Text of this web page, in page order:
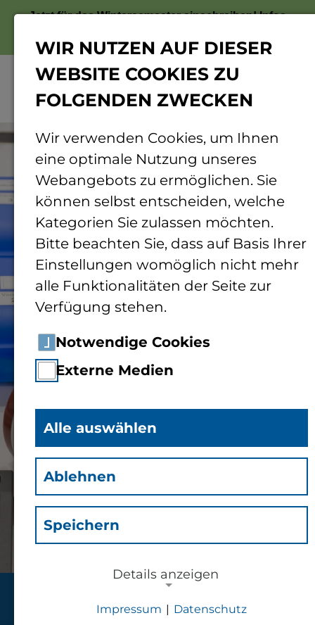
Jetzt für das Wintersemester einschreiben!Infos
Energieparcours
© Jonas von Blohn | TH Bingen
WIR NUTZEN AUF DIESER
WEBSITE COOKIES ZU
FOLGENDEN ZWECKEN
Wir verwenden Cookies, um Ihnen
eine optimale Nutzung unseres
Webangebots zu ermöglichen. Sie
können selbst entscheiden, welche
Kategorien Sie zulassen möchten.
Bitte beachten Sie, dass auf Basis Ihrer
Einstellungen womöglich nicht mehr
alle Funktionalitäten der Seite zur
Verfügung stehen.
Notwendige Cookies
Externe Medien
Alle auswählen
Ablehnen
Speichern
Details anzeigen
Impressum | Datenschutz